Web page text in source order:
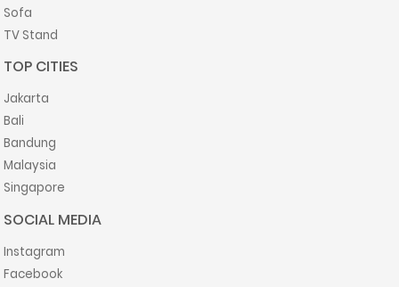
Sofa
TV Stand
TOP CITIES
Jakarta
Bali
Bandung
Malaysia
Singapore
SOCIAL MEDIA
Instagram
Facebook